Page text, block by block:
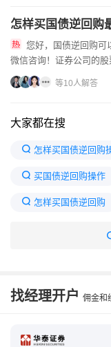
怎样买国债逆回购
微信咨询！证券公司的
客户经理协商更低的费
等10人解答
大家都在搜
怎样买国债逆回购
买国债逆回购操作
怎样买国债逆回购
买国债逆回购有什
找经理开户 佣金和